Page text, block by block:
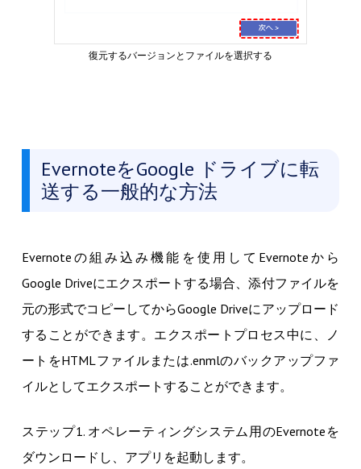
復元するバージョンとファイルを選択する
EvernoteをGoogle ドライブに転
送する一般的な方法
Evernoteの組み込み機能を使用してEvernoteから
Google Driveにエクスポートする場合、添付ファイルを
元の形式でコピーしてからGoogle Driveにアップロード
することができます。エクスポートプロセス中に、ノ
ートをHTMLファイルまたは.enmlのバックアップファ
イルとしてエクスポートすることができます。
ステップ1. オペレーティングシステム用のEvernoteを
ダウンロードし、アプリを起動します。